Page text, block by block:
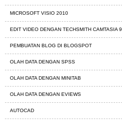
MICROSOFT VISIO 2010
EDIT VIDEO DENGAN TECHSMITH CAMTASIA 9
PEMBUATAN BLOG DI BLOGSPOT
OLAH DATA DENGAN SPSS
OLAH DATA DENGAN MINITAB
OLAH DATA DENGAN EVIEWS
AUTOCAD